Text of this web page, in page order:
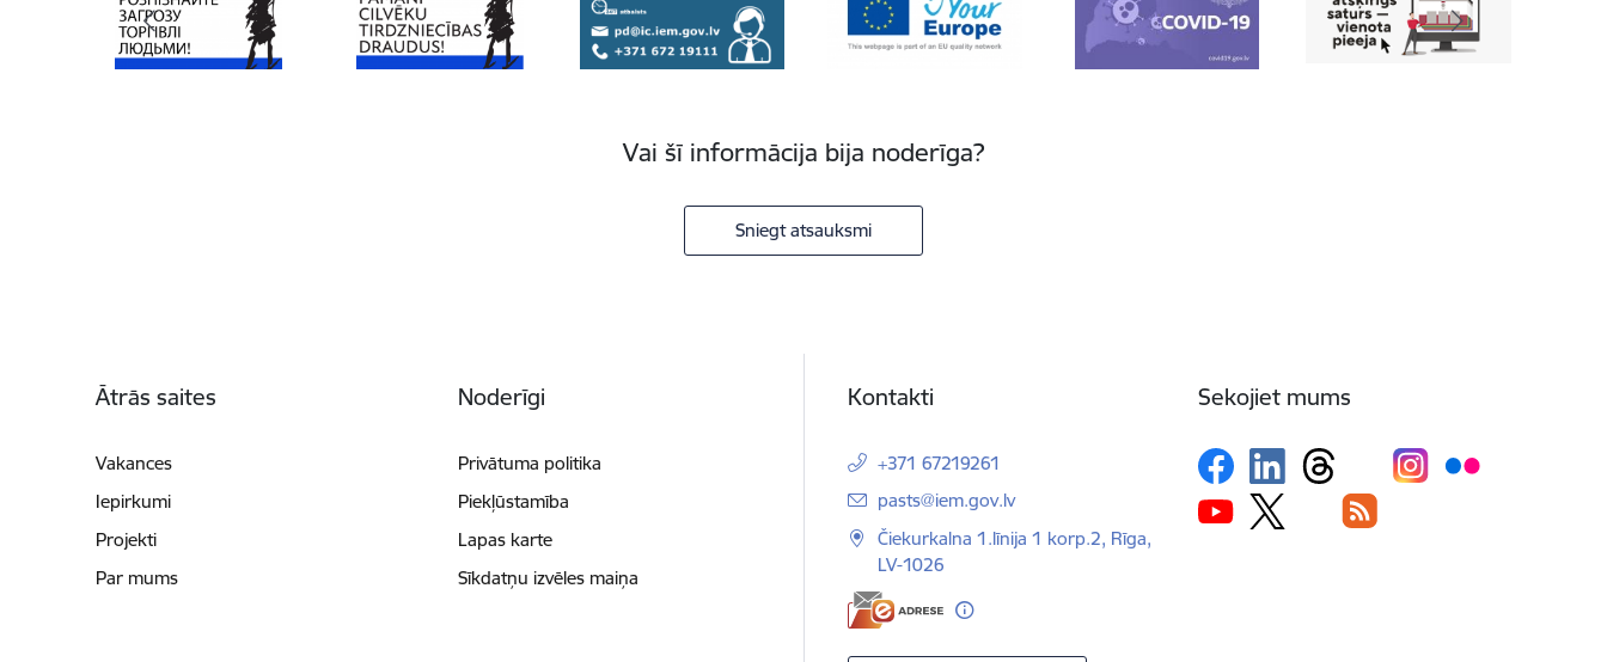
Vai šī informācija bija noderīga?
Sniegt atsauksmi
Ātrās saites
Vakances
Iepirkumi
Projekti
Par mums
Noderīgi
Privātuma politika
Piekļūstamība
Lapas karte
Sīkdatņu izvēles maiņa
Kontakti
+371 67219261
E-pasts:
pasts@iem.gov.lv
Čiekurkalna 1.līnija 1 korp.2, Rīga,
LV-1026
Sekojiet mums